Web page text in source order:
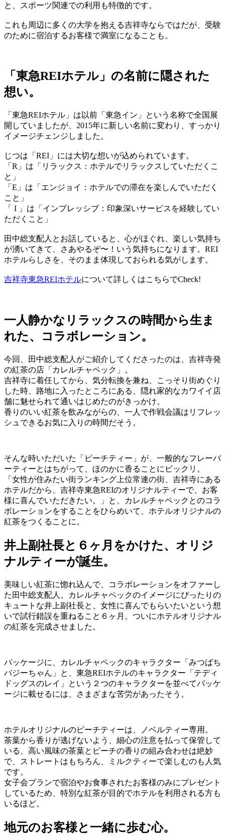
と、スポーツ関連での利用も特徴的です。
これも周辺に多くの大学を抱える吉祥寺ならではだが、受験
のために宿泊するお客様で満室になることも。
「東急REIホテル」の名前に隠された
想い。
「東急REIホテル」は以前「東急イン」という名称で全国展
開していましたが、2015年に新しい名前に変わり、すっかり
イメージチェンジしました。
じつは「REI」には大切な想いが込められています。
「R」は「リラックス：ホテルでリラックスしていただくこ
と」
「E」は「エンジョイ：ホテルでの滞在を楽しんでいただく
こと」
「 I 」は「インプレッシブ：印象深いサービスを経験してい
ただくこと」
田中総支配人とお話していると、心がほぐれ、楽しい気持ち
が湧いてきて、さあやるぞ〜！いう気持ちになります。REI
ホテルらしさを、そのまま体現しておられる気がします。
吉祥寺東急REIホテルについて詳しくはこちらでCheck!
一人静かなリラックスの時間から生ま
れた、コラボレーション。
今回、田中総支配人がご紹介してくださったのは、吉祥寺発
の紅茶の店「カレルチャペック」。
吉祥寺に着任してから、気分転換を兼ね、こっそり街めぐり
した時、路地に入ったところにある、隠れ家的なカワイイ店
舗に魅せられて通いはじめたのがきっかけ。
香りのいい紅茶を飲みながらの、一人で作戦会議はリフレッ
シュできるお気に入りの時間だそう。
そんな時いただいた「ピーチティー」が、一般的なフレーバ
ーティーとはちがって、ほのかに香ることにビックリ。
「女性が住みたい街ランキング上位常連の街、吉祥寺にある
ホテルだから、吉祥寺東急REIのオリジナルティーで、お客
様に喜んでいただきたい。」と、カレルチャペックとのコラ
ボレーションをすることをひらめいて、ホテルオリジナルの
紅茶をつくることに。
井上副社長と６ヶ月をかけた、オリジ
ナルティーが誕生。
美味しい紅茶に惚れ込んで、コラボレーションをオファーし
た田中総支配人。カレルチャペックのイメージにぴったりの
キュートな井上副社長と、女性に喜んでもらいたいという想
いで試行錯誤を重ねること６ヶ月。ついにホテルオリジナル
の紅茶を完成させました。
パッケージに、カレルチャペックのキャラクター「みつばち
バジーちゃん」と、東急REIホテルのキャラクター「テディ
ドッグスのレイ」という２つのキャラクターを並べてパッケ
ージに載せるには、さまざまな苦労があったそう。
ホテルオリジナルのピーチティーは、ノベルティー専用。
茶葉から香りが逃げないよう、細心の注意を払って保管して
いる、高い風味の茶葉とピーチの香りの組み合わせは絶妙
で、ストレートはもちろん、ミルクティーで楽しむのも人気
です。
女子会プランで宿泊やお食事されたお客様のみにプレゼント
しているため、特別な紅茶が目的でホテルを利用される方も
いるほど。
地元のお客様と一緒に歩む心。